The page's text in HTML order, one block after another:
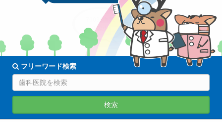
70038医院
登録中!
フリーワード検索
検索